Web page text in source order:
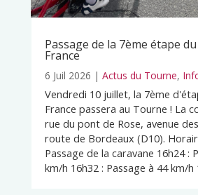
Passage de la 7ème étape
France
6 Juil 2026 | Actus du Tourne,
Vendredi 10 juillet, la 7ème
France passera au Tourne ! La
rue du pont de Rose, avenue
route de Bordeaux (D10).
Passage de la caravane 16h24 :
km/h 16h32 : Passage à 44 km/h